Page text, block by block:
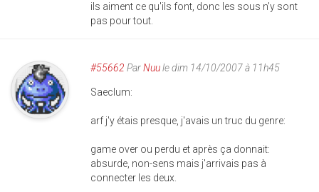
ils aiment ce qu'ils font, donc les sous n'y sont
pas pour tout.
#55662 ParNuule dim 14/10/2007 à 11h45
Saeclum:
arf j'y étais presque, j'avais un truc du genre:
game over ou perdu et après ça donnait:
absurde, non-sens mais j'arrivais pas à
connecter les deux.